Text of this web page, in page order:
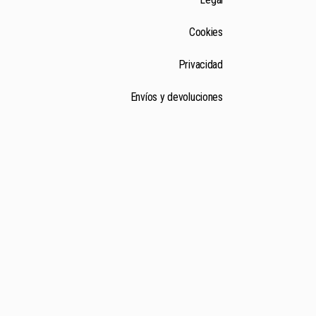
Cookies
Privacidad
Envíos y devoluciones